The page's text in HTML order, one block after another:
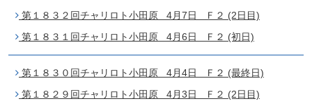
第１８３２回チャリロト小田原 4月7日 Ｆ２ (2日目)
第１８３１回チャリロト小田原 4月6日 Ｆ２ (初日)
第１８３０回チャリロト小田原 4月4日 Ｆ２ (最終日)
第１８２９回チャリロト小田原 4月3日 Ｆ２ (2日目)